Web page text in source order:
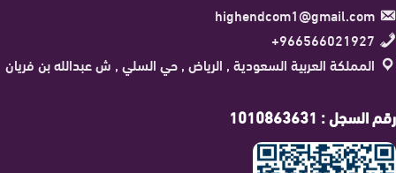
highendcom1@gmail.com
966566021927+
المملكة العربية السعودية , الرياض , حي السلي , ش عبدالله بن فريان
رقم السجل : 1010863631